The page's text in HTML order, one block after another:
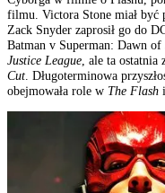
filmu. Victora Stone miał być
Zack Snyder zaprosił go do
Batman v Superman: Dawn
Justice League , ale ta
Cut . Długoterminowa
obejmowała role w The Flash